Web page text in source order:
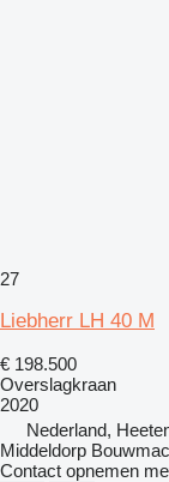
27
Liebherr LH 40 M
€ 198.500
Overslagkraan
2020
Nederland,
Middeldorp
Contact opnemen